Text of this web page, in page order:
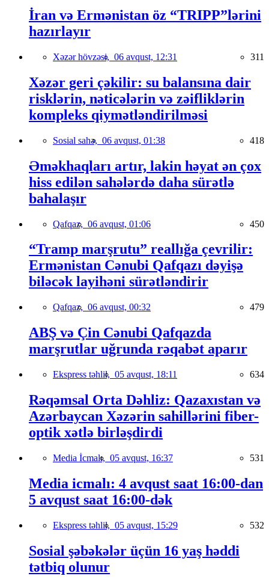
İran və Ermənistan öz “TRIPP”lərini
hazırlayır
Xəzər hövzəsi, 06 avqust, 12:31 311
Xəzər geri çəkilir: su balansına dair
risklərin, nəticələrin və zəifliklərin
kompleks qiymətləndirilməsi
Sosial sahə, 06 avqust, 01:38 418
Əməkhaqları artır, lakin həyat ən çox
hiss edilən sahələrdə daha sürətlə
bahalaşır
Qafqaz, 06 avqust, 01:06 450
“Tramp marşrutu” reallığa çevrilir:
Ermənistan Cənubi Qafqazı dəyişə
biləcək layihəni sürətləndirir
Qafqaz, 06 avqust, 00:32 479
ABŞ və Çin Cənubi Qafqazda
marşrutlar uğrunda rəqabət aparır
Ekspress təhlil, 05 avqust, 18:11 634
Rəqəmsal Orta Dəhliz: Qazaxıstan və
Azərbaycan Xəzərin sahillərini fiber-
optik xətlə birləşdirdi
Media İcmalı, 05 avqust, 16:37 531
Media icmalı: 4 avqust saat 16:00-dan
5 avqust saat 16:00-dək
Ekspress təhlil, 05 avqust, 15:29 532
Sosial şəbəkələr üçün 16 yaş həddi
tətbiq olunur